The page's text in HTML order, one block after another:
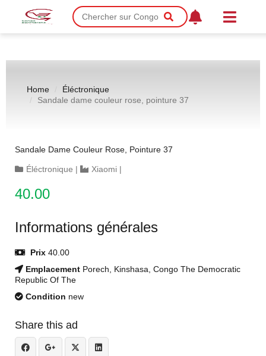
Home
Éléctronique
Sandale dame couleur rose, pointure 37
Sandale Dame Couleur Rose, Pointure 37
Éléctronique | Xiaomi |
40.00
Informations générales
Prix 40.00
Emplacement Porech, Kinshasa, Congo The Democratic
Republic Of The
Condition new
Share this ad